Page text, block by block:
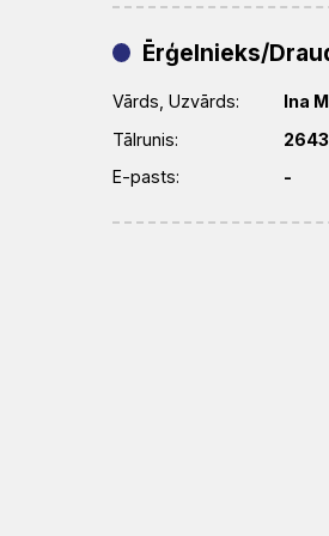
Ērģelnieks/
Vārds, Uzvārds:
Ina
Tālrunis:
E-pasts:
-